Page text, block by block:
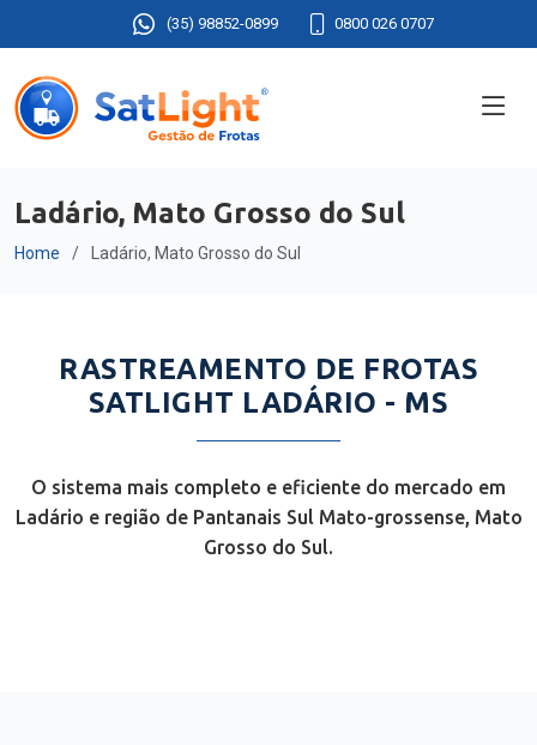
(35) 98852-0899 0800 026 0707
Ladário, Mato Grosso do Sul
Home Ladário, Mato Grosso do Sul
RASTREAMENTO DE FROTAS
SATLIGHT LADÁRIO - MS
O sistema mais completo e eficiente do mercado em
Ladário e região de Pantanais Sul Mato-grossense, Mato
Grosso do Sul.